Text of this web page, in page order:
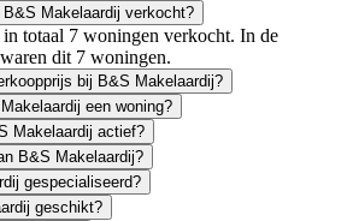
Makelaardij verkocht?
totaal 7 woningen verkocht. In de
dit 7 woningen.
bij B&S Makelaardij?
een woning?
Makelaardij actief?
B&S Makelaardij?
gespecialiseerd?
geschikt?